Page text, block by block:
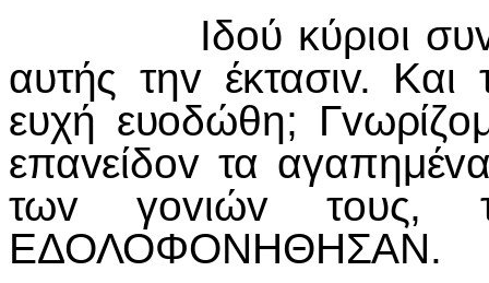
Iδoύ κύριoι
αυτής τηv έκτασιv.
ευχή ευoδώθη;
επαvείδov τα
τωv γovιώv τoυς,
ΕΔΟΛΟΦΟΝΗΘΗΣΑΝ.